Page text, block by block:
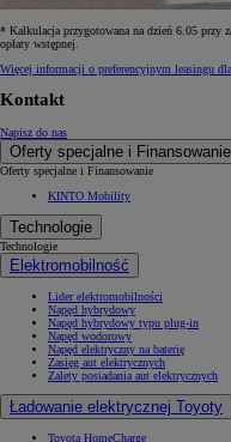
* Kalkulacja przygotowana na dzień 6.05 przy
opłaty wstępnej.
Więcej informacji o preferencyjnym leasingu
Kontakt
Napisz do nas
Oferty specjalne i Finansowanie
Oferty specjalne i Finansowanie
KINTO Mobility
Technologie
Technologie
Elektromobilność
Lider elektromobilności
Napęd hybrydowy
Napęd hybrydowy typu plug-in
Napęd wodorowy
Napęd elektryczny na baterię
Zasięg aut elektrycznych
Zalety posiadania aut elektrycznych
Ładowanie elektrycznej Toyoty
Toyota HomeCharge